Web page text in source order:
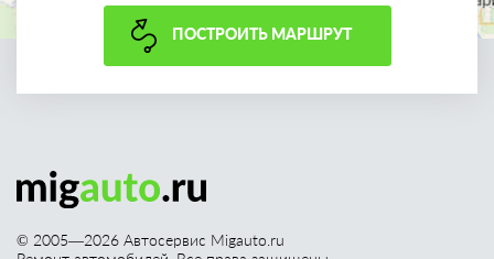
ПОСТРОИТЬ МАРШРУТ
© 2005—2026 Автосервис Migauto.ru